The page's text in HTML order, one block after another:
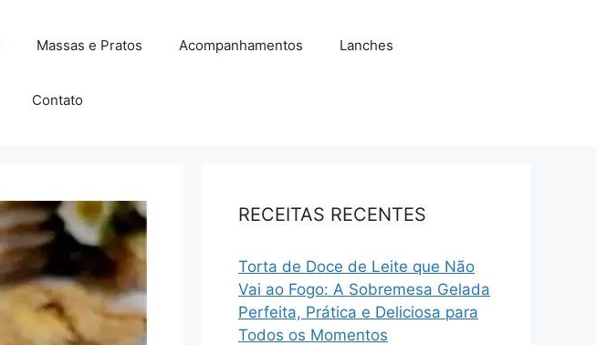
Massas e Pratos Acompanhamentos Lanches
Contato
RECEITAS RECENTES
Torta de Doce de Leite que Não
Vai ao Fogo: A Sobremesa Gelada
Perfeita, Prática e Deliciosa para
Todos os Momentos